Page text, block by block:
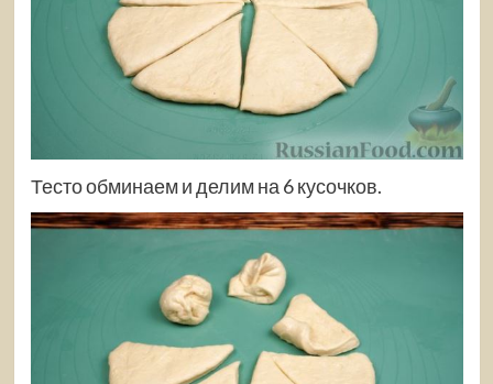
Тесто обминаем и делим на 6 кусочков.